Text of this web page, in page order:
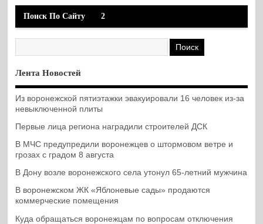
Поиск По Сайту 2
Лента Новостей
Из воронежской пятиэтажки эвакуировали 16 человек из-за
невыключенной плиты
Первые лица региона наградили строителей ДСК
В МЧС предупредили воронежцев о штормовом ветре и
грозах с градом 8 августа
В Дону возле воронежского села утонул 65-летний мужчина
В воронежском ЖК «Яблоневые сады» продаются
коммерческие помещения
Куда обращаться воронежцам по вопросам отключения